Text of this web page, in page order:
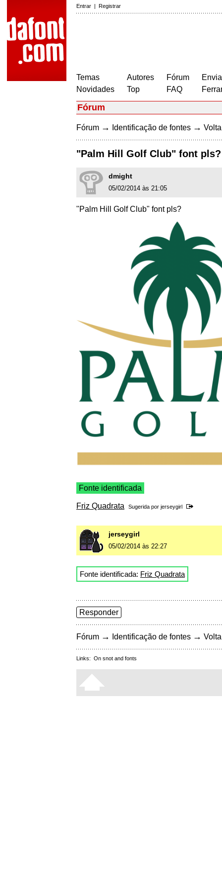
Entrar | Registrar
Temas
Novidades
Autores
Top
Fórum
FAQ
Fórum
Fórum → Identificação de fontes →
"Palm Hill Golf Club" font pls?
dmight
05/02/2014 às 21:05
"Palm Hill Golf Club" font pls?
Fonte identificada
Friz Quadrata Sugerida por jerseygirl
jerseygirl
05/02/2014 às 22:27
Fonte identificada: Friz Quadrata
Responder
Fórum → Identificação de fontes →
Links: On snot and fonts